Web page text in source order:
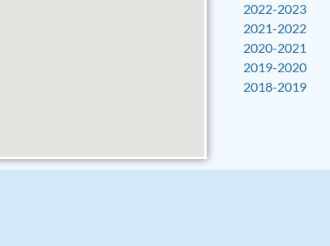
2022-2023
2021-2022
2020-2021
2019-2020
2018-2019